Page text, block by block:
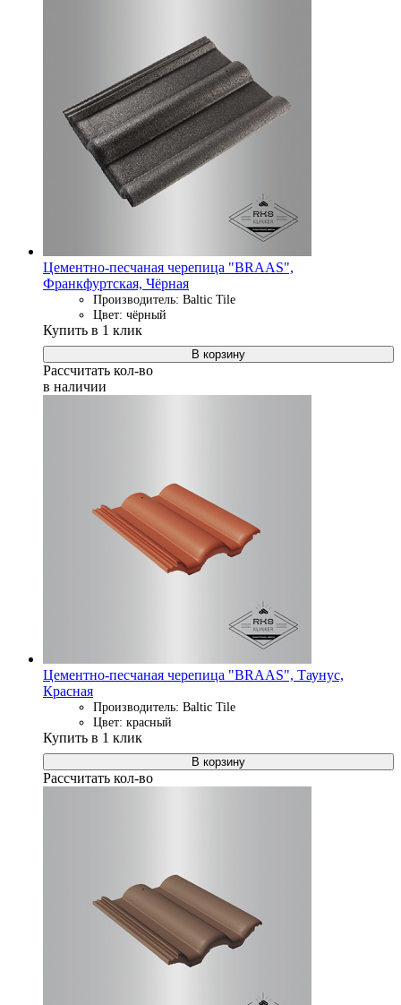
Цементно-песчаная черепица "BRAAS",
Франкфуртская, Чёрная
Производитель: Baltic Tile
Цвет: чёрный
Купить в 1 клик
В корзину
Рассчитать кол-во
в наличии
Цементно-песчаная черепица "BRAAS", Таунус,
Красная
Производитель: Baltic Tile
Цвет: красный
Купить в 1 клик
В корзину
Рассчитать кол-во